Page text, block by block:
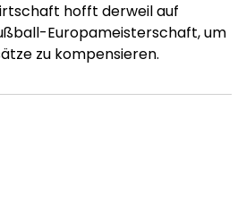
hofft derweil auf
Europameisterschaft, um
zu kompensieren.